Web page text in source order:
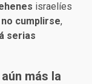
israelíes
no cumplirse,
serias
más la